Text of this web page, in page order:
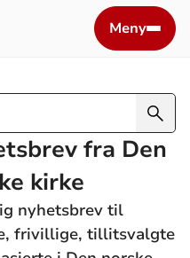
Meny
fra Den
kirke
nyhetsbrev til
frivillige, tillitsvalgte